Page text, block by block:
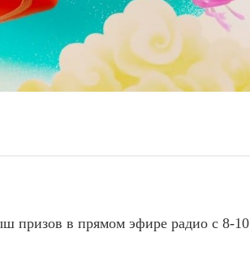
призов в прямом эфире радио с 8-10